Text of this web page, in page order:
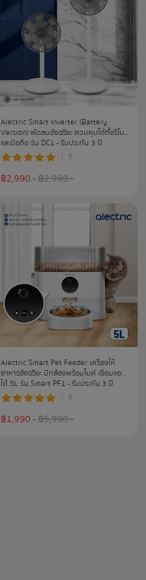
Alectric Smart Inverter (Battery
Version) พัดลมอัจฉริยะ ควบคุมได้ทั้งรีโมท
และมือถือ รุ่น DC1 - รับประกัน 3 ปี
5
฿2,990.-฿2,990.-
Alectric Smart Pet Feeder เครื่องให้
อาหารอัจฉริยะ มีกล้องพร้อมไมค์ เชื่อมแอพ
ได้ 5L รุ่น Smart PF1 - รับประกัน 3 ปี
6
฿1,990.-฿5,990.-